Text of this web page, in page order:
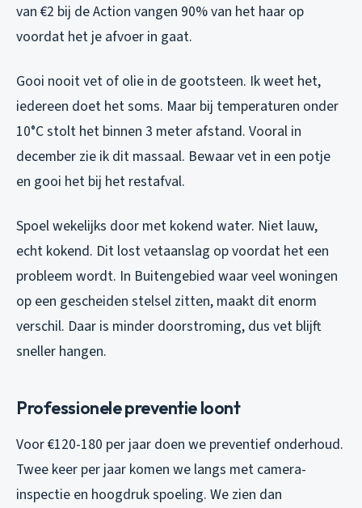
van €2 bij de Action vangen 90% van het haar op
voordat het je afvoer in gaat.
Gooi nooit vet of olie in de gootsteen. Ik weet het,
iedereen doet het soms. Maar bij temperaturen onder
10°C stolt het binnen 3 meter afstand. Vooral in
december zie ik dit massaal. Bewaar vet in een potje
en gooi het bij het restafval.
Spoel wekelijks door met kokend water. Niet lauw,
echt kokend. Dit lost vetaanslag op voordat het een
probleem wordt. In Buitengebied waar veel woningen
op een gescheiden stelsel zitten, maakt dit enorm
verschil. Daar is minder doorstroming, dus vet blijft
sneller hangen.
Professionele preventie loont
Voor €120-180 per jaar doen we preventief onderhoud.
Twee keer per jaar komen we langs met camera-
inspectie en hoogdruk spoeling. We zien dan